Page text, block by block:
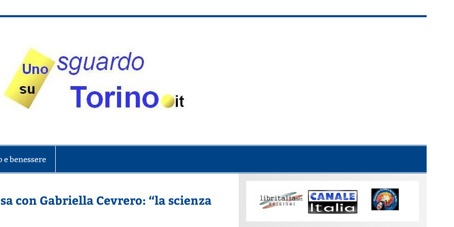
e benessere
con Gabriella Cevrero: “la scienza